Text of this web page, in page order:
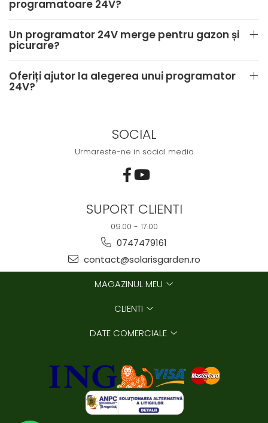
programatoare 24V?
Un programator 24V merge pentru gazon și
picurare?
Oferiți ajutor la alegerea unui programator
24V?
SOCIAL
Urmareste-ne in social media
SUPORT CLIENTI
09.00 - 17.00
0747479161
contact@solarisgarden.ro
MAGAZINUL MEU
CLIENTI
DATE COMERCIALE